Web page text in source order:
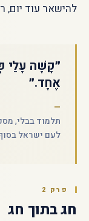
להישאר עוד יום,
״קָשָׁה עָלַי
אֶחָד.״
תלמוד בבלי,
לעם ישראל
פרק 2
חג בתוך חג